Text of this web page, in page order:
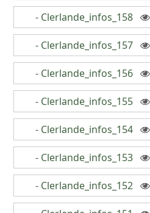
- Clerlande_infos_158
- Clerlande_infos_157
- Clerlande_infos_156
- Clerlande_infos_155
- Clerlande_infos_154
- Clerlande_infos_153
- Clerlande_infos_152